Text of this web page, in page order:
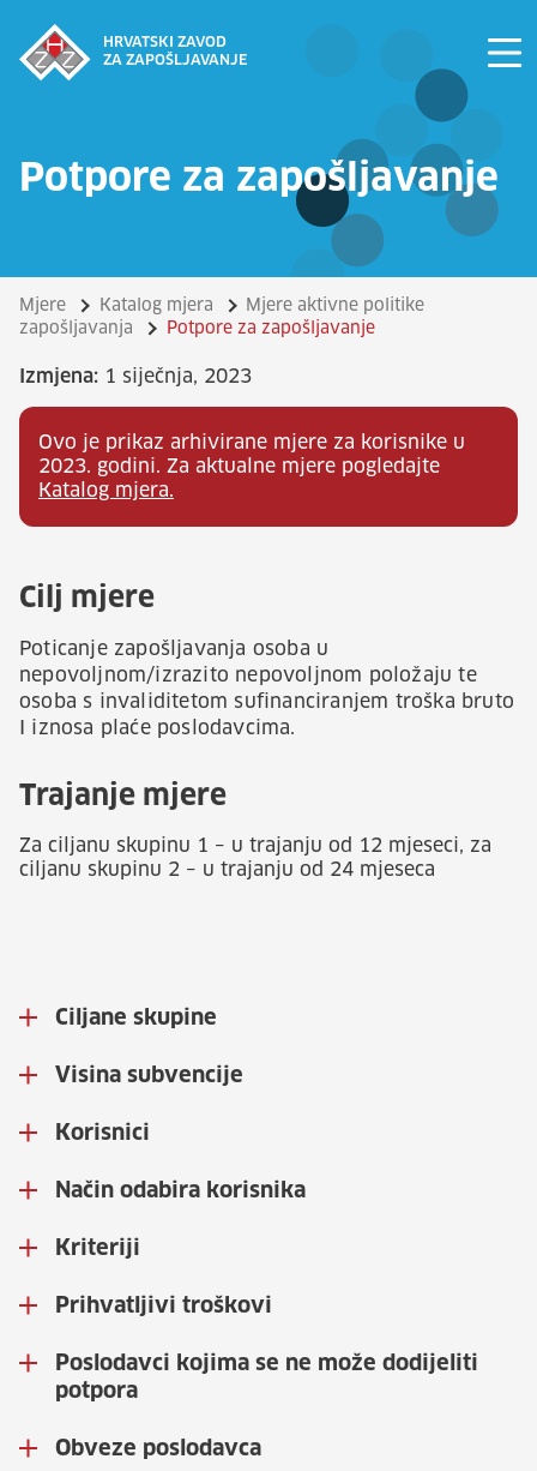
HRVATSKI ZAVOD
ZA ZAPOŠLJAVANJE
Potpore za zapošljavanje
Mjere Katalog mjera
Mjere aktivne politike
zapošljavanja
Potpore za zapošljavanje
Izmjena: 1 siječnja, 2023
Ovo je prikaz arhivirane mjere za korisnike u
2023. godini. Za aktualne mjere pogledajte
Katalog mjera.
Cilj mjere
Poticanje zapošljavanja osoba u
nepovoljnom/izrazito nepovoljnom položaju te
osoba s invaliditetom sufinanciranjem troška bruto
I iznosa plaće poslodavcima.
Trajanje mjere
Za ciljanu skupinu 1 – u trajanju od 12 mjeseci, za
ciljanu skupinu 2 – u trajanju od 24 mjeseca
Ciljane skupine
Visina subvencije
Korisnici
Način odabira korisnika
Kriteriji
Prihvatljivi troškovi
Poslodavci kojima se ne može dodijeliti
potpora
Obveze poslodavca